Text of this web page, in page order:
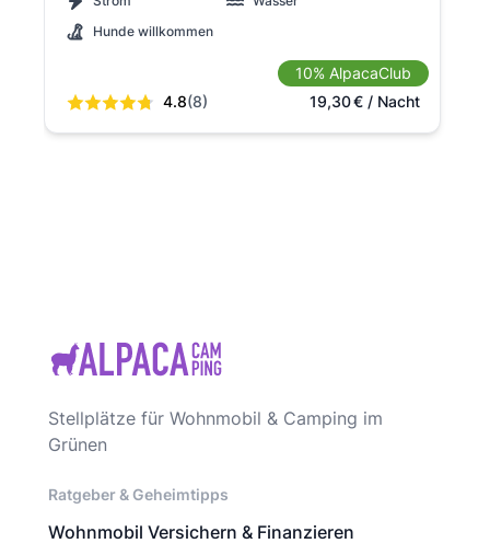
Hunde willkommen
4.8(8)
10% AlpacaClub
19,30€/ Nacht
Stellplätze für Wohnmobil & Camping im
Grünen
Ratgeber & Geheimtipps
Wohnmobil Versichern & Finanzieren